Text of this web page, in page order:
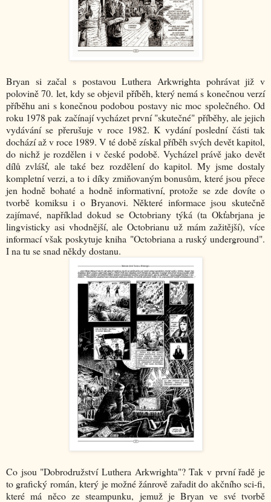
Bryan si začal s postavou Luthera Arkwrighta pohrávat již v
polovině 70. let, kdy se objevil příběh, který nemá s konečnou verzí
příběhu ani s konečnou podobou postavy nic moc společného. Od
roku 1978 pak začínají vycházet první "skutečné" příběhy, ale jejich
vydávání se přerušuje v roce 1982. K vydání poslední části tak
dochází až v roce 1989. V té době získal příběh svých devět kapitol,
do nichž je rozdělen i v české podobě. Vycházel právě jako devět
dílů zvlášť, ale také bez rozdělení do kapitol. My jsme dostaly
kompletní verzi, a to i díky zmiňovaným bonusům, které jsou přece
jen hodně bohaté a hodně informativní, protože se zde dovíte o
tvorbě komiksu i o Bryanovi. Některé informace jsou skutečně
zajímavé, například dokud se Octobriany týká (ta Okťabrjana je
lingvisticky asi vhodnější, ale Octobrianu už mám zažitější), více
informací však poskytuje kniha "Octobriana a ruský underground".
I na tu se snad někdy dostanu.
Co jsou "Dobrodružství Luthera Arkwrighta"? Tak v první řadě je
to grafický román, který je možné žánrově zařadit do akčního sci-fi,
které má něco ze steampunku, jemuž je Bryan ve své tvorbě